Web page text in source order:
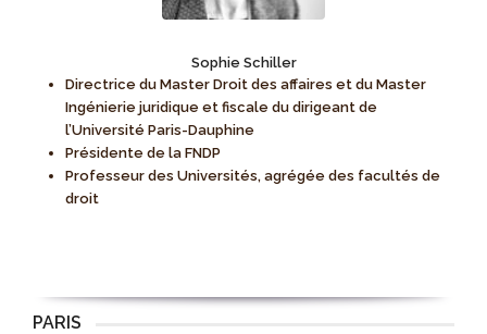
Sophie Schiller
Directrice du Master Droit des affaires et du Master
Ingénierie juridique et fiscale du dirigeant de
l’Université Paris-Dauphine
Présidente de la FNDP
Professeur des Universités, agrégée des facultés de
droit
PARIS